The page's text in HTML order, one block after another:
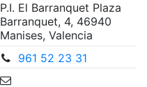
P.I. El Barranquet Plaza
Barranquet, 4, 46940
Manises, Valencia
961 52 23 31